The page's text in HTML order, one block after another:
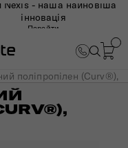
Nexis - наша найновіша
інновація
Перейти
поліпропілен (Curv®),